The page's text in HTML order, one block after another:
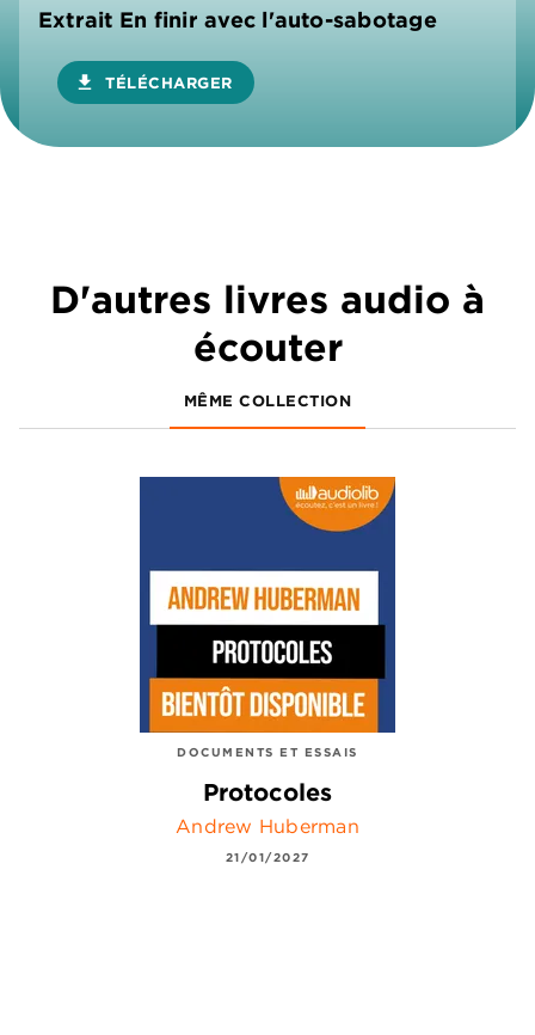
Extrait En finir avec l'auto-sabotage
download TÉLÉCHARGER
D'autres livres audio à
écouter
MÊME COLLECTION
DOCUMENTS ET ESSAIS
Protocoles
Andrew Huberman
21/01/2027